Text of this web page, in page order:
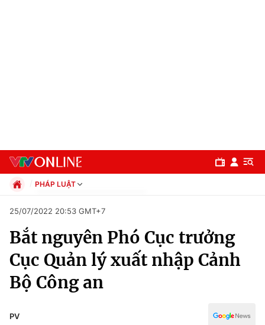
Chuyên mục
Chính trị
PHÁP LUẬT
Xã hội
Pháp luật
Kinh tế
Thể thao
Truyền hình
Văn hóa - Giải trí
25/07/2022 20:53 GMT+7
Bắt nguyên Phó Cục trưởng
Cục Quản lý xuất nhập Cảnh
Bộ Công an
PV